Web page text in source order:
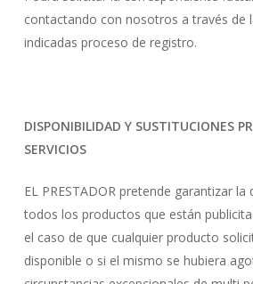
contactando con nosotros a través de
indicadas proceso de registro.
DISPONIBILIDAD Y SUSTITUCIONES
SERVICIOS
EL PRESTADOR pretende garantizar la
todos los productos que están
el caso de que cualquier producto
disponible o si el mismo se hubiera